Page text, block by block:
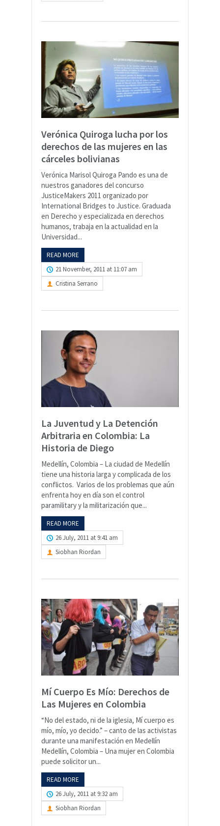
Verónica Quiroga lucha por los
derechos de las mujeres en las
cárceles bolivianas
Verónica Marisol Quiroga Pando es una de
nuestros ganadores del concurso
JusticeMakers 2011 organizado por
International Bridges to Justice. Graduada
en Derecho y especializada en derechos
humanos, trabaja en la actualidad en la
Universidad...
READ MORE
21 November, 2011 at 11:07 am
Cristina Serrano
La Juventud y La Detención
Arbitraria en Colombia: La
Historia de Diego
Medellín, Colombia – La ciudad de Medellín
tiene una historia larga y complicada de los
conflictos. Varios de los problemas que aún
enfrenta hoy en día son el control
paramilitary y la militarización que...
READ MORE
26 July, 2011 at 9:41 am
Siobhan Riordan
Mí Cuerpo Es Mío: Derechos de
Las Mujeres en Colombia
“No del estado, ni de la iglesia, Mí cuerpo es
mío, mío, yo decido.” – canto de las activistas
durante una manifestación en Medellín
Medellín, Colombia – Una mujer en Colombia
puede solicitor un...
READ MORE
26 July, 2011 at 9:32 am
Siobhan Riordan